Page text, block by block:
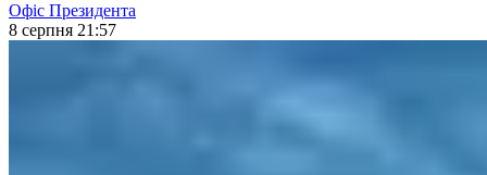
Офіс Президента
8 серпня 21:57